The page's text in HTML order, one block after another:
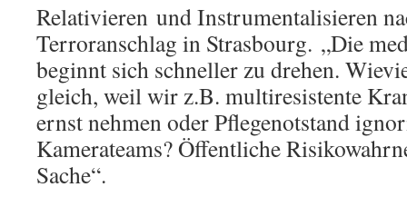
Relativieren und Instrumentalisieren
Terroranschlag in Strasbourg. „Die
beginnt sich schneller zu drehen.
gleich, weil wir z.B. multiresistente
ernst nehmen oder Pflegenotstand
Kamerateams? Öffentliche
Sache“.